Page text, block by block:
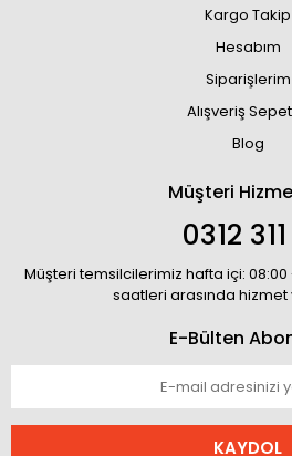
Kargo Takip
Hesabım
Siparişlerim
Alışveriş
Blog
Müşteri
0312
Müşteri temsilcilerimiz hafta içi: 08:00
saatleri arasında
E-Bülten
KAYDOL